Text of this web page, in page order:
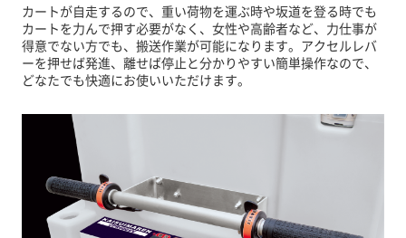
カートが自走するので、重い荷物を運ぶ時や坂道を登る時でも
カートを力んで押す必要がなく、女性や高齢者など、力仕事が
得意でない方でも、搬送作業が可能になります。アクセルレバ
ーを押せば発進、離せば停止と分かりやすい簡単操作なので、
どなたでも快適にお使いいただけます。